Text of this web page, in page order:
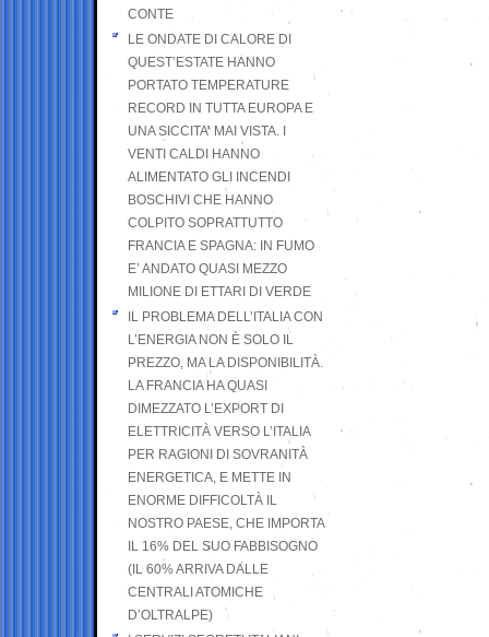
CONTE
LE ONDATE DI CALORE DI
QUEST’ESTATE HANNO
PORTATO TEMPERATURE
RECORD IN TUTTA EUROPA E
UNA SICCITA’ MAI VISTA. I
VENTI CALDI HANNO
ALIMENTATO GLI INCENDI
BOSCHIVI CHE HANNO
COLPITO SOPRATTUTTO
FRANCIA E SPAGNA: IN FUMO
E’ ANDATO QUASI MEZZO
MILIONE DI ETTARI DI VERDE
IL PROBLEMA DELL’ITALIA CON
L’ENERGIA NON È SOLO IL
PREZZO, MA LA DISPONIBILITÀ.
LA FRANCIA HA QUASI
DIMEZZATO L’EXPORT DI
ELETTRICITÀ VERSO L’ITALIA
PER RAGIONI DI SOVRANITÀ
ENERGETICA, E METTE IN
ENORME DIFFICOLTÀ IL
NOSTRO PAESE, CHE IMPORTA
IL 16% DEL SUO FABBISOGNO
(IL 60% ARRIVA DALLE
CENTRALI ATOMICHE
D’OLTRALPE)